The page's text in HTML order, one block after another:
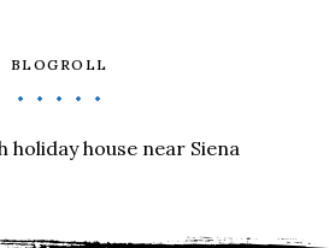
BLOGROLL
holiday house near Siena